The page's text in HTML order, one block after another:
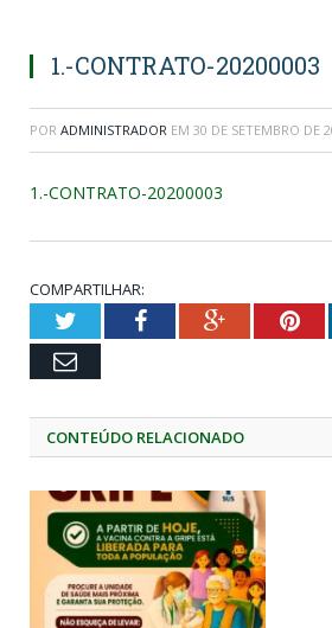
1.-CONTRATO-20200003
POR ADMINISTRADOR EM 30 DE SETEMBRO DE
1.-CONTRATO-20200003
COMPARTILHAR:
TwitterFacebookGoogle+
Email
CONTEÚDO RELACIONADO